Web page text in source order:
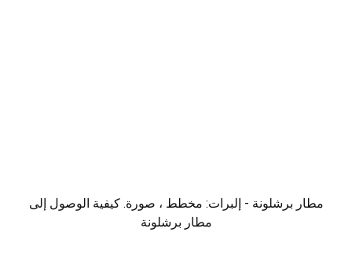
مطار برشلونة - إلبرات: مخطط ، صورة. كيفية الوصول إلى
مطار برشلونة